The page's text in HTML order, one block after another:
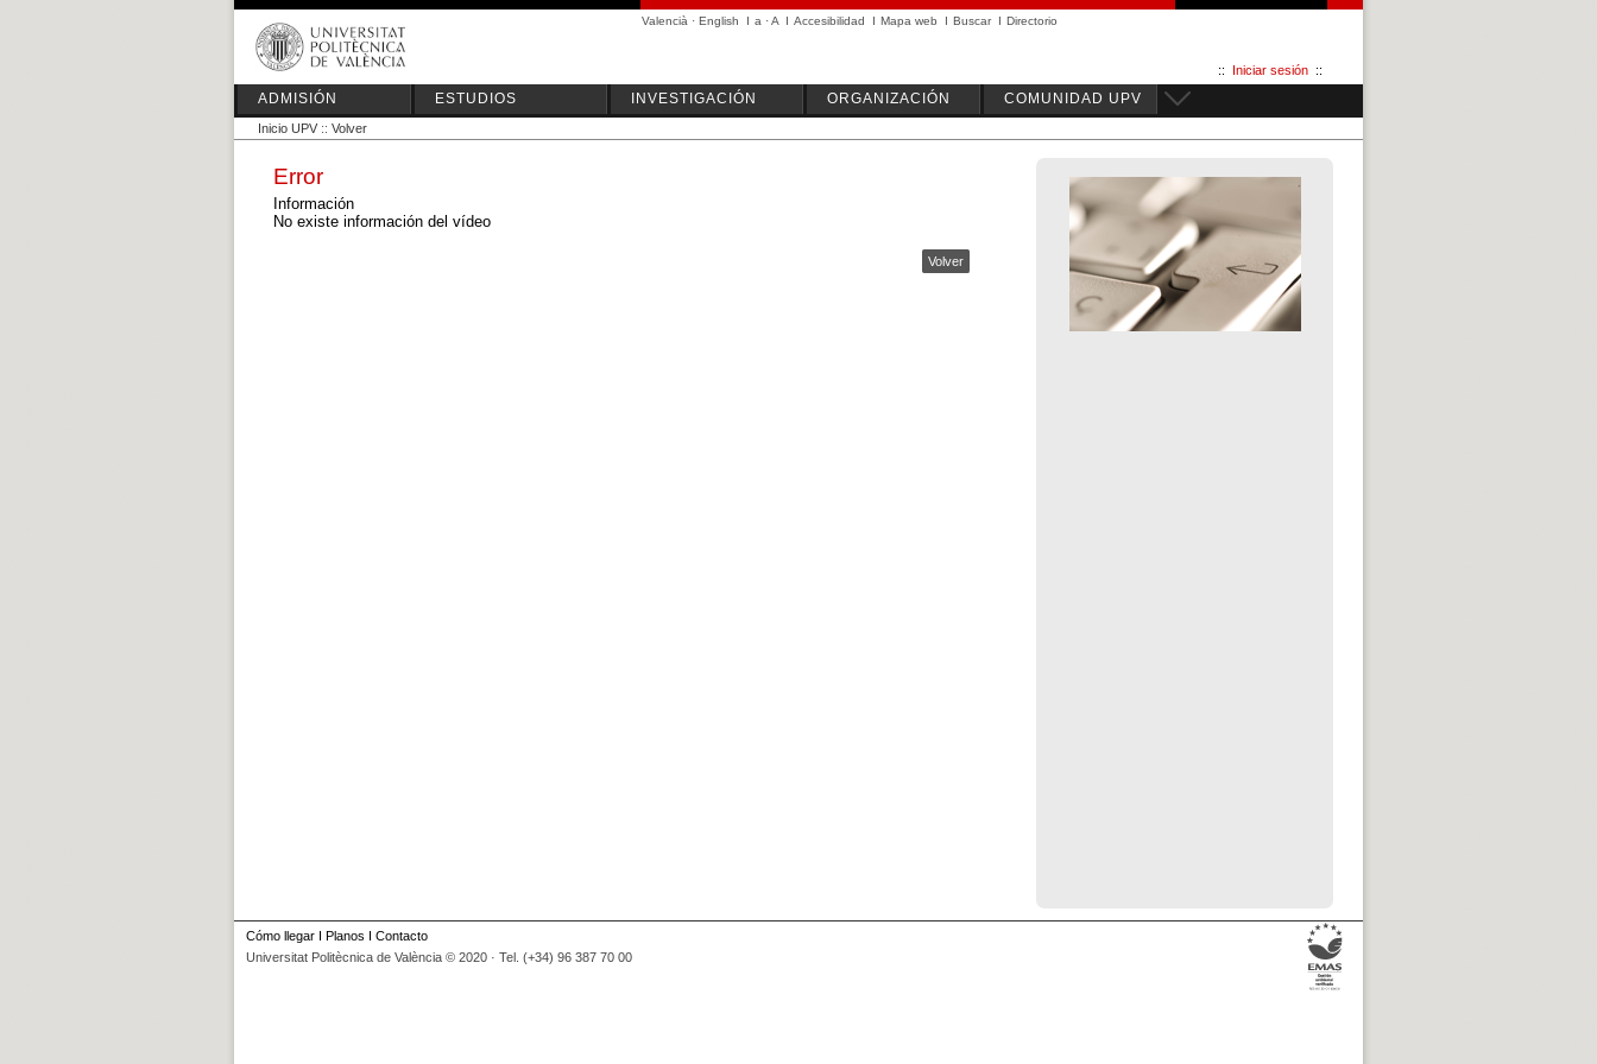
Valencià · English I a ·A I Accesibilidad I Mapa web I Buscar I Directorio
:: Iniciar sesión ::
ADMISIÓN ESTUDIOS INVESTIGACIÓN ORGANIZACIÓN COMUNIDAD UPV
Inicio UPV :: Volver
Error
Información
No existe información del vídeo
Volver
Cómo llegar I Planos I Contacto
Universitat Politècnica de València © 2020 · Tel. (+34) 96 387 70 00